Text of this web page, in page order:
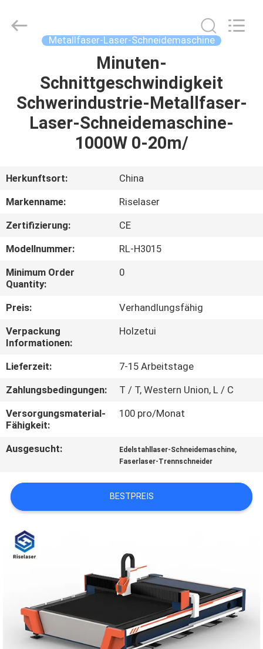
PRODUKTE
ÜBER
FABRIK-
TOUR
QUALITÄTSKONTROLLE
KONTAKTIERE
UNS
FORDERN
SIE
EIN
AN
САЙТ
PRIVACY
POLICY
Metallfaser-Laser-Schneidemaschine
Minuten-
Schnittgeschwindigkeit
Schwerindustrie-Metallfaser-
Laser-Schneidemaschine-
1000W 0-20m/
Herkunftsort:
China
Markenname:
Riselaser
Zertifizierung:
CE
Modellnummer:
RL-H3015
Minimum Order
Quantity:
0
Preis:
Verhandlungsfähig
Verpackung
Informationen:
Holzetui
Lieferzeit:
7-15 Arbeitstage
Zahlungsbedingungen:
T / T, Western Union, L / C
Versorgungsmaterial-
Fähigkeit:
100 pro/Monat
Ausgesucht: Edelstahllaser-Schneidemaschine,
Faserlaser-Trennschneider
BESTPREIS